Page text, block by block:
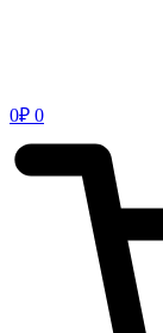
0₽ 0